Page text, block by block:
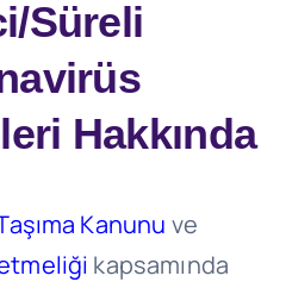
Süreli
Hakkında
Kanunu ve
kapsamında